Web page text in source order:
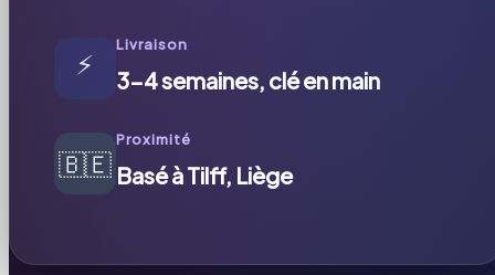
⚡
Livraison
3-4 semaines, clé en main
🇧🇪
Proximité
Basé à Tilff, Liège